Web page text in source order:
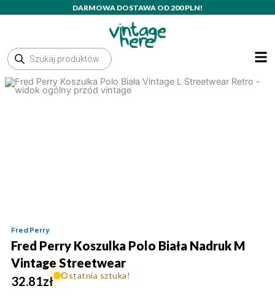
DARMOWA DOSTAWA OD 200 PLN!
Wyszukiwarka
produktów
Fred Perry
Fred Perry Koszulka Polo Biała Nadruk M
Vintage Streetwear
32.81zł Ostatnia sztuka!